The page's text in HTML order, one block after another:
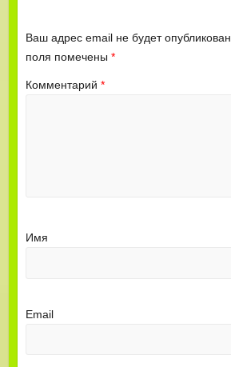
Ваш адрес email не будет опубликован.
поля помечены *
Комментарий *
Имя
Email